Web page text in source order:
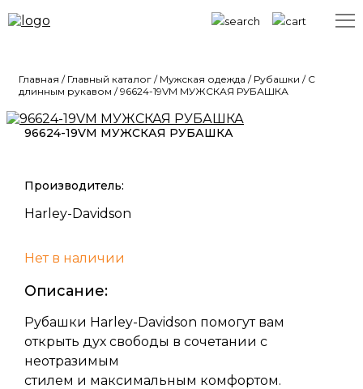
Главная / Главный каталог / Мужская одежда / Рубашки / С
длинным рукавом /96624-19VM МУЖСКАЯ РУБАШКА
96624-19VM МУЖСКАЯ РУБАШКА
Производитель:
Harley-Davidson
Нет в наличии
Описание:
Рубашки Harley-Davidson помогут вам
открыть дух свободы в сочетании с
неотразимым
стилем и максимальным комфортом.